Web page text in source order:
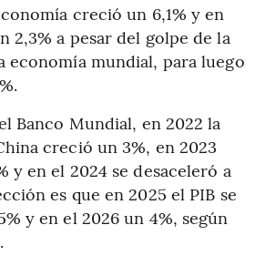
creció un 6,1% y en
2,3% a pesar del golpe de la
economía mundial, para luego
Banco Mundial, en 2022 la
creció un 3%, en 2023
y en el 2024 se desaceleró a
es que en 2025 el PIB se
y en el 2026 un 4%, según